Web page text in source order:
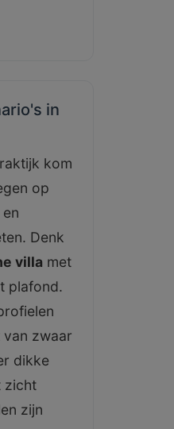
in
kom
op
Denk
villa met
plafond.
zwaar
dikke
zicht
zijn